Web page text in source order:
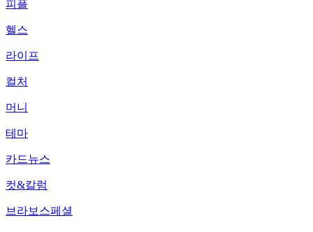
피플
헬스
라이프
컬처
머니
테마
카드뉴스
컷&칼럼
브라보스페셜